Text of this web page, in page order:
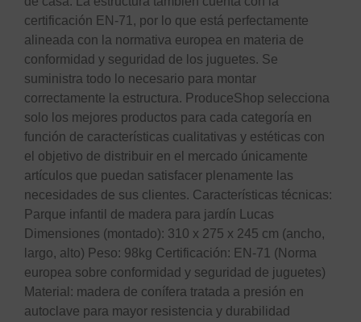
certificación EN-71, por lo que está perfectamente
alineada con la normativa europea en materia de
conformidad y seguridad de los juguetes. Se
suministra todo lo necesario para montar
correctamente la estructura. ProduceShop selecciona
solo los mejores productos para cada categoría en
función de características cualitativas y estéticas con
el objetivo de distribuir en el mercado únicamente
artículos que puedan satisfacer plenamente las
necesidades de sus clientes. Características técnicas:
Parque infantil de madera para jardín Lucas
Dimensiones (montado): 310 x 275 x 245 cm (ancho,
largo, alto) Peso: 98kg Certificación: EN-71 (Norma
europea sobre conformidad y seguridad de juguetes)
Material: madera de conífera tratada a presión en
autoclave para mayor resistencia y durabilidad